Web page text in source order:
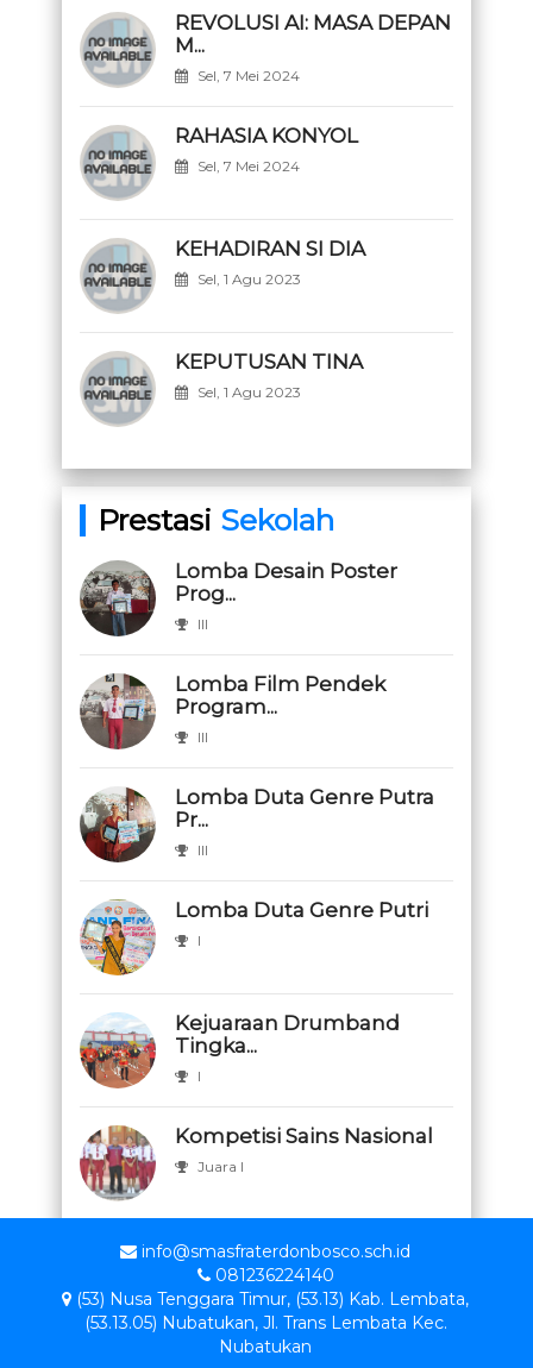
REVOLUSI AI: MASA DEPAN
M...
Sel, 7 Mei 2024
RAHASIA KONYOL
Sel, 7 Mei 2024
KEHADIRAN SI DIA
Sel, 1 Agu 2023
KEPUTUSAN TINA
Sel, 1 Agu 2023
Prestasi Sekolah
Lomba Desain Poster
Prog...
III
Lomba Film Pendek
Program...
III
Lomba Duta Genre Putra
Pr...
III
Lomba Duta Genre Putri
I
Kejuaraan Drumband
Tingka...
I
Kompetisi Sains Nasional
Juara I
info@smasfraterdonbosco.sch.id
081236224140
(53) Nusa Tenggara Timur, (53.13) Kab. Lembata,
(53.13.05) Nubatukan, Jl. Trans Lembata Kec.
Nubatukan